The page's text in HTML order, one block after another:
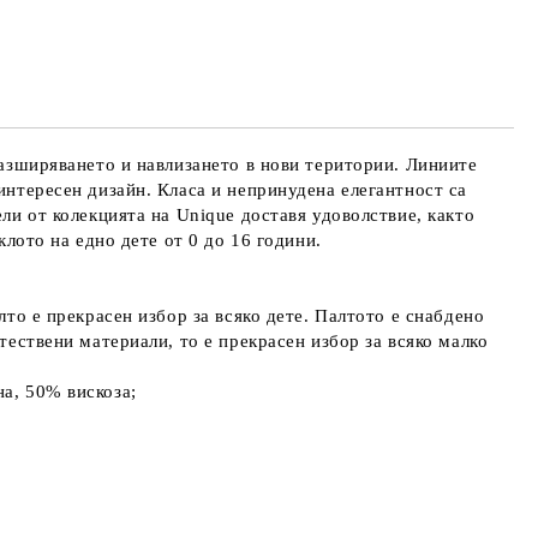
и навлизането в нови територии. Линиите
дизайн. Класа и непринудена елегантност са
от колекцията на Unique доставя удоволствие, както
на едно дете от 0 до 16 години.
е прекрасен избор за всяко дете. Палтото е снабдено
материали, то е прекрасен избор за всяко малко
50% вискоза;